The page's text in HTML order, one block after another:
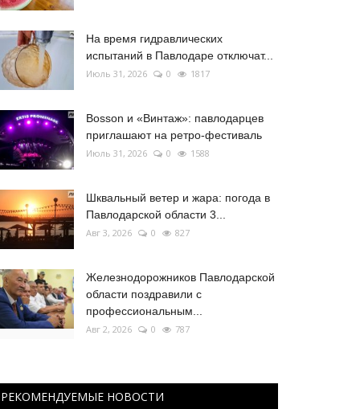
На время гидравлических
испытаний в Павлодаре отключат...
Июль 31, 2026 0 1817
Bosson и «Винтаж»: павлодарцев
приглашают на ретро-фестиваль
Июль 31, 2026 0 1588
Шквальный ветер и жара: погода в
Павлодарской области 3...
Авг 3, 2026 0 827
Железнодорожников Павлодарской
области поздравили с
профессиональным...
Авг 2, 2026 0 787
РЕКОМЕНДУЕМЫЕ НОВОСТИ